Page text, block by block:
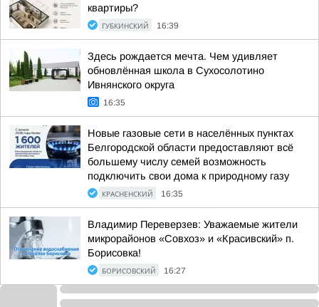
квартиры?
ГУБКИНСКИЙ 16:39
Здесь рождается мечта. Чем удивляет
обновлённая школа в Сухосолотино
Ивнянского округа
16:35
Новые газовые сети в населённых пунктах
Белгородской области предоставляют всё
большему числу семей возможность
подключить свои дома к природному газу
КРАСНЕНСКИЙ 16:35
Владимир Переверзев: Уважаемые жители
микрорайонов «Совхоз» и «Красивский» п.
Борисовка!
БОРИСОВСКИЙ 16:27